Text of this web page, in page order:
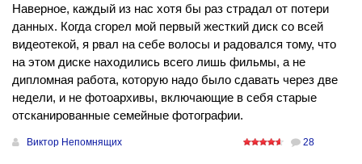
Наверное, каждый из нас хотя бы раз страдал от потери
данных. Когда сгорел мой первый жесткий диск со всей
видеотекой, я рвал на себе волосы и радовался тому, что
на этом диске находились всего лишь фильмы, а не
дипломная работа, которую надо было сдавать через две
недели, и не фотоархивы, включающие в себя старые
отсканированные семейные фотографии.
Виктор Непомнящих 28